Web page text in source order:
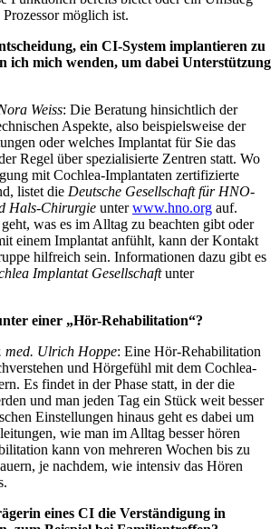
möglich ist.
ein CI-System implantieren zu
ich mich wenden, um dabei Unterstützung
Weiss: Die Beratung hinsichtlich der
Aspekte, also beispielsweise der
oder welches Implantat für Sie das
Regel über spezialisierte Zentren statt. Wo
mit Cochlea-Implantaten zertifizierte
listet die Deutsche Gesellschaft für HNO-
Hals-Chirurgie unterwww.hno.org auf.
was es im Alltag zu beachten gibt oder
einem Implantat anfühlt, kann der Kontakt
hilfreich sein. Informationen dazu gibt es
Implantat Gesellschaftunter
einer „Hör-Rehabilitation“?
med. Ulrich Hoppe: Eine Hör-Rehabilitation
und Hörgefühl mit dem Cochlea-
Es findet in der Phase statt, in der die
und man jeden Tag ein Stück weit besser
Einstellungen hinaus geht es dabei um
wie man im Alltag besser hören
kann von mehreren Wochen bis zu
je nachdem, wie intensiv das Hören
eines CI die Verständigung in